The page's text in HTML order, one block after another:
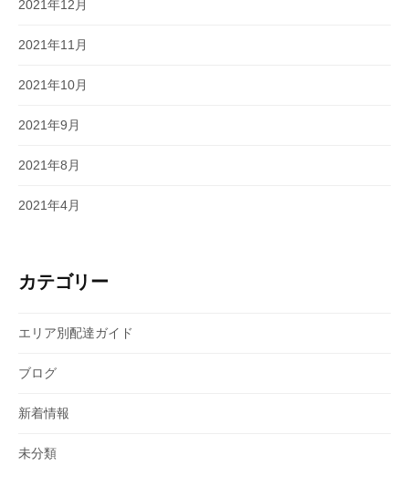
2021年12月
2021年11月
2021年10月
2021年9月
2021年8月
2021年4月
カテゴリー
エリア別配達ガイド
ブログ
新着情報
未分類